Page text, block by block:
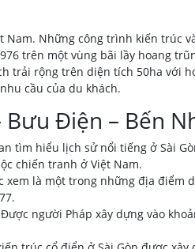
Những công trình kiến trúc
trên một vùng bãi lầy hoang
rộng trên diện tích 50ha với
cầu của du khách.
Điện – Bến
tìm hiểu lịch sử nổi tiếng ở Sài
chiến tranh ở Việt Nam.
là một trong những địa
người Pháp xây dựng vào